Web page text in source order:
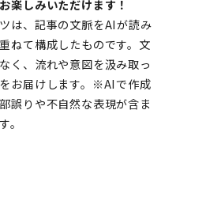
楽しみいただけます！
は、記事の文脈をAIが読み
ねて構成したものです。文
く、流れや意図を汲み取っ
お届けします。※AIで作成
誤りや不自然な表現が含ま
。